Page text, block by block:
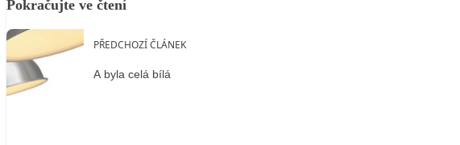
Pokračujte ve čtení
PŘEDCHOZÍ ČLÁNEK
A byla celá bílá